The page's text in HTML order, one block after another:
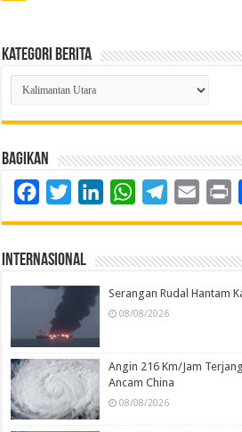
Kategori Berita
Kategori
Berita
Bagikan
FacebookTwitterLinkedInWhatsAppTelegram
Email
Internasional
Serangan Rudal Hantam
08/08/2026
Angin 216 Km/Jam
Ancam China
08/08/2026